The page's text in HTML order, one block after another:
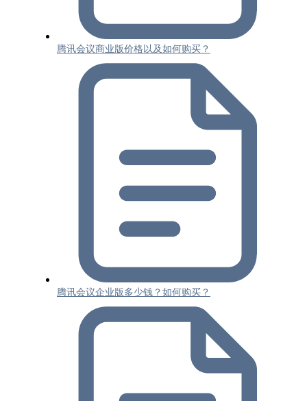
腾讯会议商业版价格以及如何购买？
腾讯会议企业版多少钱？如何购买？